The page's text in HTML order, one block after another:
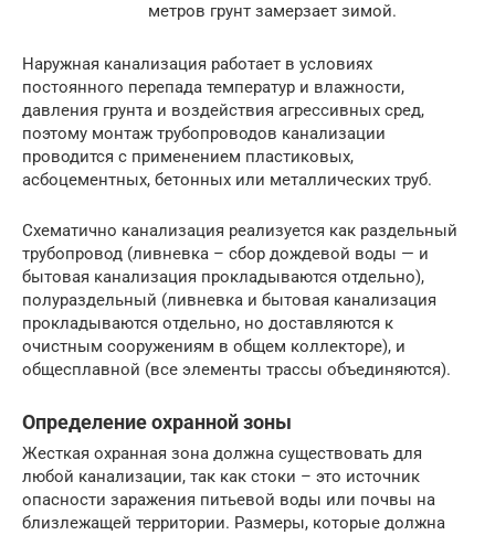
метров грунт замерзает зимой.
Наружная канализация работает в условиях
постоянного перепада температур и влажности,
давления грунта и воздействия агрессивных сред,
поэтому монтаж трубопроводов канализации
проводится с применением пластиковых,
асбоцементных, бетонных или металлических труб.
Схематично канализация реализуется как раздельный
трубопровод (ливневка – сбор дождевой воды — и
бытовая канализация прокладываются отдельно),
полураздельный (ливневка и бытовая канализация
прокладываются отдельно, но доставляются к
очистным сооружениям в общем коллекторе), и
общесплавной (все элементы трассы объединяются).
Определение охранной зоны
Жесткая охранная зона должна существовать для
любой канализации, так как стоки – это источник
опасности заражения питьевой воды или почвы на
близлежащей территории. Размеры, которые должна